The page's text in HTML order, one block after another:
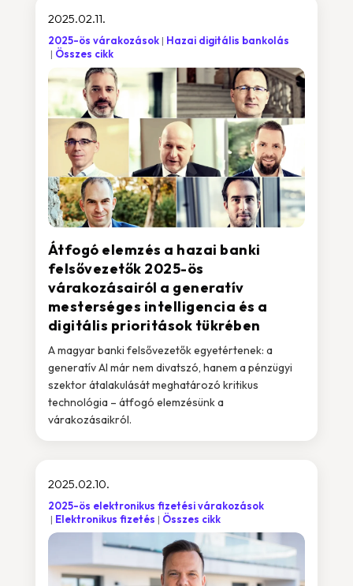
Átfogó elemzés a hazai banki
felsővezetők 2025-ös
várakozásairól a generatív
mesterséges intelligencia és a
digitális prioritások tükrében
2025.02.11.
2025-ös várakozások
Hazai digitális bankolás
Összes cikk
A magyar banki felsővezetők egyetértenek: a
generatív AI már nem divatszó, hanem a pénzügyi
szektor átalakulását meghatározó kritikus
technológia – átfogó elemzésünk a
várakozásaikról.
2025.02.10.
2025-ös elektronikus fizetési várakozások
Elektronikus fizetés
Összes cikk